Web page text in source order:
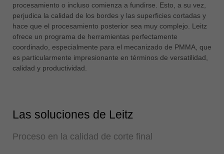
中国
中文
ประเทศไทย
ไทย
Україна
procesamiento o incluso comienza a fundirse. Esto, a su vez,
perjudica la calidad de los bordes y las superficies cortadas y
hace que el procesamiento posterior sea muy complejo. Leitz
ofrece un programa de herramientas perfectamente
coordinado, especialmente para el mecanizado de PMMA, que
es particularmente impresionante en términos de versatilidad,
calidad y productividad.
Las soluciones de Leitz
Proceso en la calidad de corte final